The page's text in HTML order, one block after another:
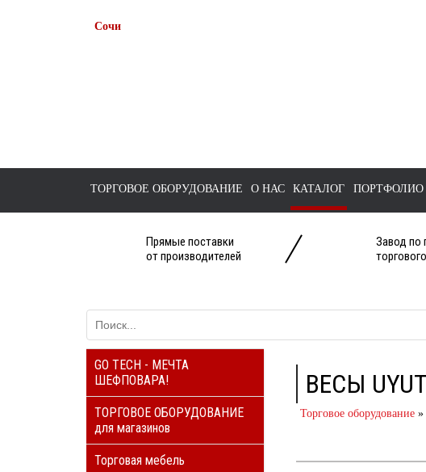
Сочи
ТОРГОВОЕ ОБОРУДОВАНИЕ О НАС КАТАЛОГ ПОРТФОЛИО
Прямые поставки
от производителей
Завод по
GO TECH - МЕЧТА
ШЕФПОВАРА!
ТОРГОВОЕ ОБОРУДОВАНИЕ
для магазинов
Торговая мебель
ВЕСЫ
Торговое оборудование »